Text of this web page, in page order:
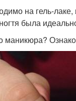
на гель-
была
маникюра?